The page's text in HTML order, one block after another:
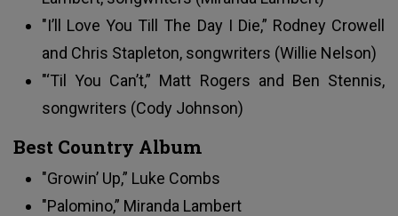
"I’ll Love You Till The Day I Die,” Rodney Crowell
and Chris Stapleton, songwriters (Willie Nelson)
"‘Til You Can’t,” Matt Rogers and Ben Stennis,
songwriters (Cody Johnson)
Best Country Album
"Growin’ Up,” Luke Combs
"Palomino,” Miranda Lambert